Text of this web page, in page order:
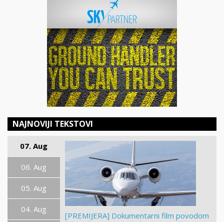
NAJNOVIJI TEKSTOVI
07. Aug
06. Aug
05. Aug
04. Aug
[PREMIJERA] Dokumentarni film povodom